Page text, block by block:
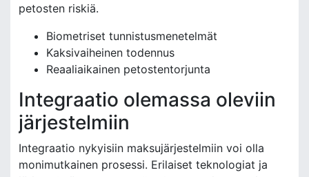
petosten riskiä.
Biometriset tunnistusmenetelmät
Kaksivaiheinen todennus
Reaaliaikainen petostentorjunta
Integraatio olemassa oleviin
järjestelmiin
Integraatio nykyisiin maksujärjestelmiin voi olla
monimutkainen prosessi. Erilaiset teknologiat ja